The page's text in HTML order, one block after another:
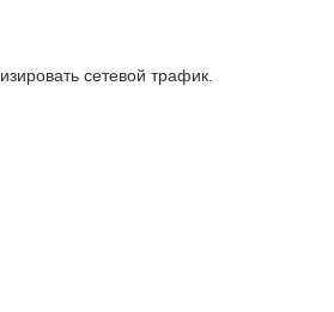
сетевой трафик.